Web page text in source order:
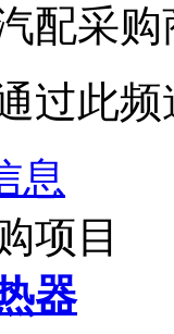
配采
过此
息
项目
器